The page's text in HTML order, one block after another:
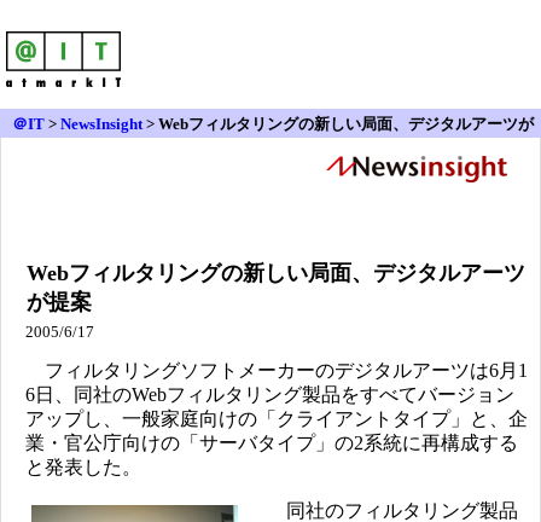
＠IT > NewsInsight> Webフィルタリングの新しい局面、デジタルアーツが
Webフィルタリングの新しい局面、デジタルアーツ
が提案
2005/6/17
フィルタリングソフトメーカーのデジタルアーツは6月1
6日、同社のWebフィルタリング製品をすべてバージョン
アップし、一般家庭向けの「クライアントタイプ」と、企
業・官公庁向けの「サーバタイプ」の2系統に再構成する
と発表した。
同社のフィルタリング製品